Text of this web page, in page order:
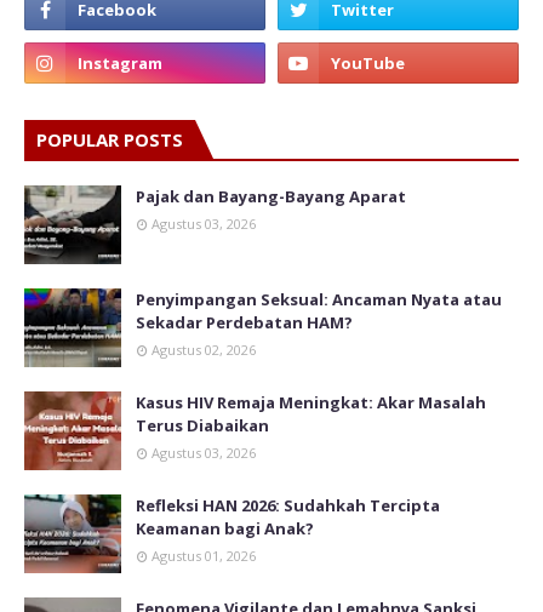
POPULAR POSTS
Pajak dan Bayang-Bayang Aparat
Agustus 03, 2026
Penyimpangan Seksual: Ancaman Nyata atau
Sekadar Perdebatan HAM?
Agustus 02, 2026
Kasus HIV Remaja Meningkat: Akar Masalah
Terus Diabaikan
Agustus 03, 2026
Refleksi HAN 2026: Sudahkah Tercipta
Keamanan bagi Anak?
Agustus 01, 2026